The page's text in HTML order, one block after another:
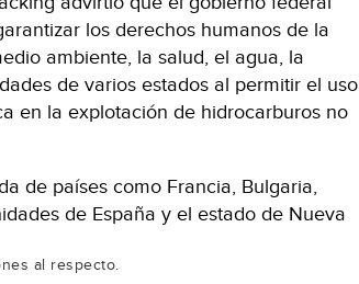
los derechos humanos de la
ambiente, la salud, el agua, la
de varios estados al permitir el uso
en la explotación de hidrocarburos no
de países como Francia, Bulgaria,
de España y el estado de Nueva
al respecto.